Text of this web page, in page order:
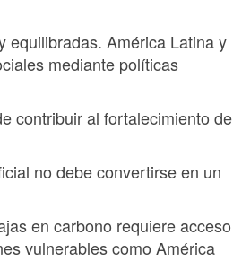
equilibradas. América Latina y
mediante políticas
contribuir al fortalecimiento de
no debe convertirse en un
en carbono requiere acceso
vulnerables como América